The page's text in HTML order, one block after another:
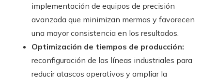
implementación de equipos de precisión
avanzada que minimizan mermas y favorecen
una mayor consistencia en los resultados.
Optimización de tiempos de producción:
reconfiguración de las líneas industriales para
reducir atascos operativos y ampliar la